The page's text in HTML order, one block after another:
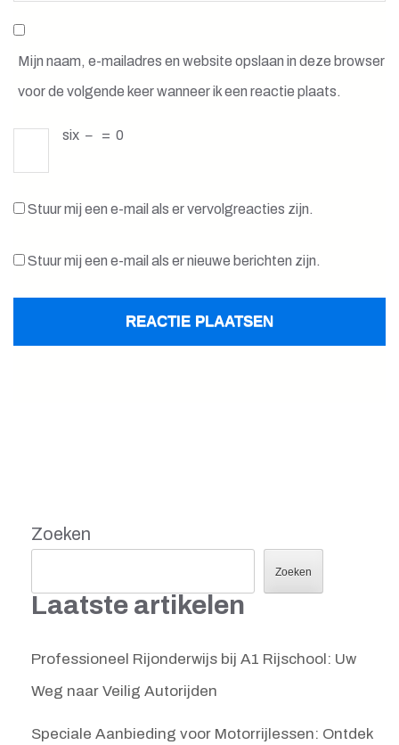
Mijn naam, e-mailadres en website opslaan in deze browser
voor de volgende keer wanneer ik een reactie plaats.
six − = 0
Stuur mij een e-mail als er vervolgreacties zijn.
Stuur mij een e-mail als er nieuwe berichten zijn.
Zoeken
Zoeken
Laatste artikelen
Professioneel Rijonderwijs bij A1 Rijschool: Uw
Weg naar Veilig Autorijden
Speciale Aanbieding voor Motorrijlessen: Ontdek